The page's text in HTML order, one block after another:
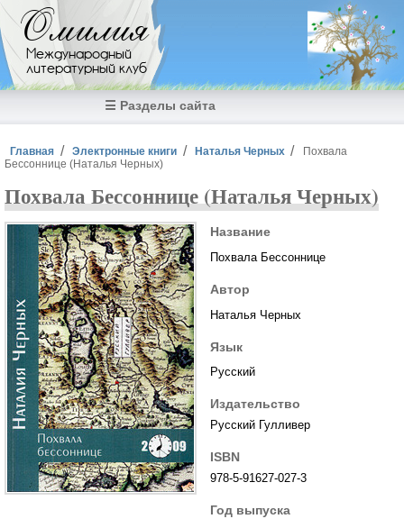
Перейти к основному содержанию
Омилия
Международный
литературный клуб
☰ Разделы сайта
Вы здесь
Главная Электронные книги Наталья Черных
Похвала
Бессоннице (Наталья Черных)
Похвала Бессоннице (Наталья Черных)
Название
Похвала Бессоннице
Автор
Наталья Черных
Язык
Русский
Издательство
Русский Гулливер
ISBN
978-5-91627-027-3
Год выпуска